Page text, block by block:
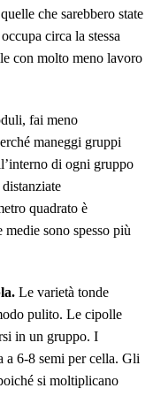
che sarebbero state
circa la stessa
con molto meno lavoro
fai meno
maneggi gruppi
di ogni gruppo
quadrato è
sono spesso più
Le varietà tonde
pulito. Le cipolle
in un gruppo. I
a 6-8 semi per cella. Gli
si moltiplicano